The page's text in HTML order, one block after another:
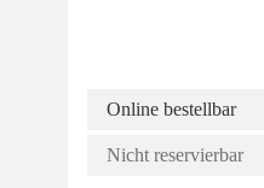
Online bestellbar
Nicht reservierbar